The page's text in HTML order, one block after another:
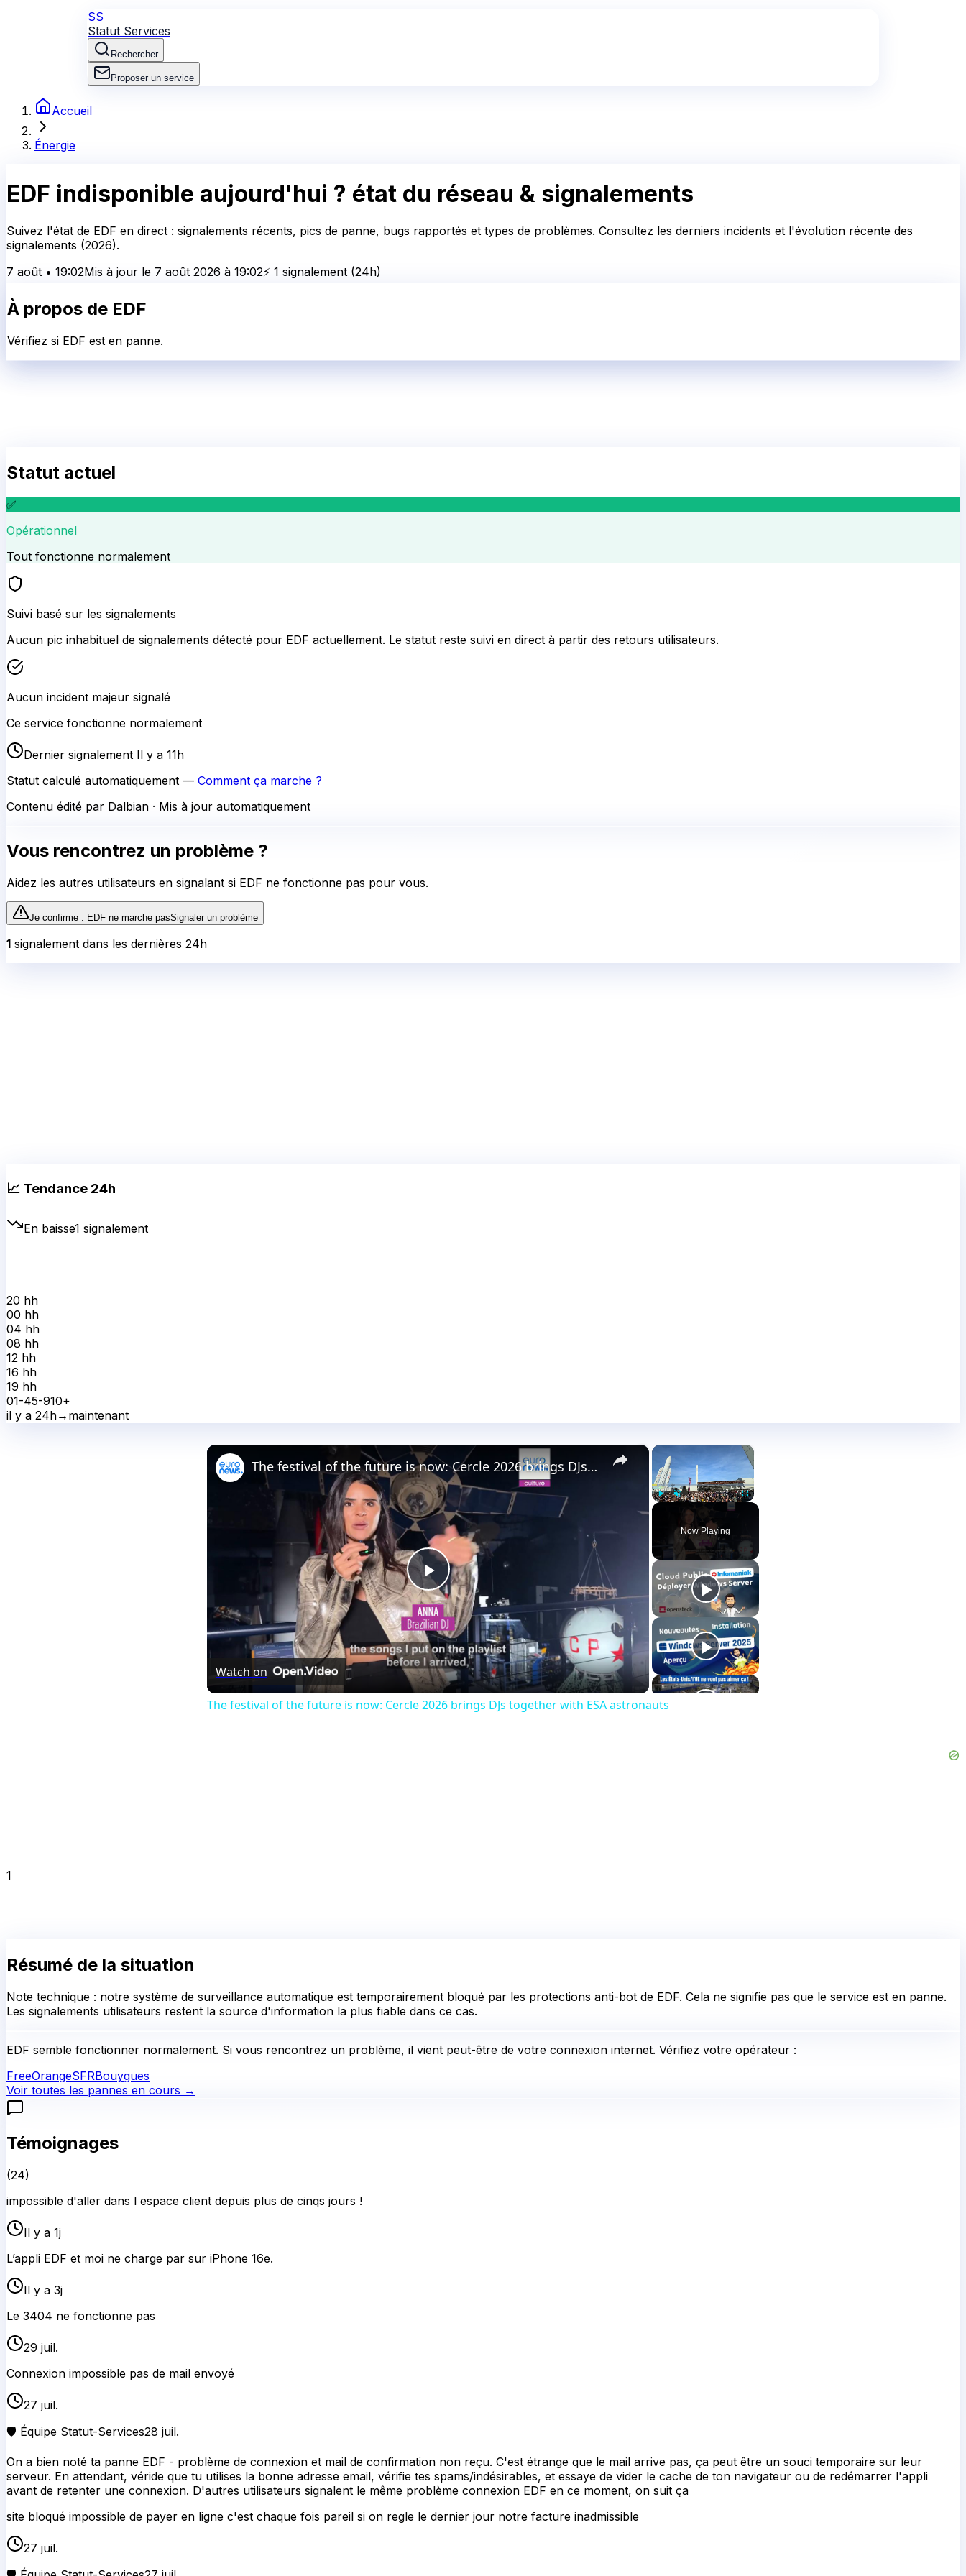
SS
Statut Services
Rechercher
Proposer un service
Accueil
Énergie
EDF indisponible aujourd'hui ? état du réseau & signalements
Suivez l'état de EDF en direct : signalements récents, pics de panne, bugs rapportés et types de problèmes. Consultez les derniers incidents et l'évolution récente des
signalements (2026).
7 août • 19:02Mis à jour le 7 août 2026 à 19:02⚡ 1 signalement (24h)
À propos de EDF
Vérifiez si EDF est en panne.
Statut actuel
✅
Opérationnel
Tout fonctionne normalement
Suivi basé sur les signalements
Aucun pic inhabituel de signalements détecté pour EDF actuellement. Le statut reste suivi en direct à partir des retours utilisateurs.
Aucun incident majeur signalé
Ce service fonctionne normalement
Dernier signalement Il y a 11h
Statut calculé automatiquement — Comment ça marche ?
Contenu édité par Dalbian · Mis à jour automatiquement
Vous rencontrez un problème ?
Aidez les autres utilisateurs en signalant si EDF ne fonctionne pas pour vous.
Je confirme : EDF ne marche pasSignaler un problème
1 signalement dans les dernières 24h
📈 Tendance 24h
En baisse1 signalement
1
20 hh
00 hh
04 hh
08 hh
12 hh
16 hh
19 hh
01-45-910+
il y a 24h→ maintenant
×
Unmute Fullscreen
Now Playing
×
Play
Video
The festival of the future is now: Cercle 2026 brings DJs together with ESA astronauts
Watch on
The festival of the future is now: Cercle 2026 brings DJs together with ESA astronauts
Résumé de la situation
Note technique : notre système de surveillance automatique est temporairement bloqué par les protections anti-bot de EDF. Cela ne signifie pas que le service est en panne.
Les signalements utilisateurs restent la source d'information la plus fiable dans ce cas.
EDF semble fonctionner normalement. Si vous rencontrez un problème, il vient peut-être de votre connexion internet. Vérifiez votre opérateur :
FreeOrangeSFRBouygues
Voir toutes les pannes en cours →
Témoignages
(24)
impossible d'aller dans l espace client depuis plus de cinqs jours !
Il y a 1j
L’appli EDF et moi ne charge par sur iPhone 16e.
Il y a 3j
Le 3404 ne fonctionne pas
29 juil.
Connexion impossible pas de mail envoyé
27 juil.
🛡️ Équipe Statut-Services28 juil.
On a bien noté ta panne EDF - problème de connexion et mail de confirmation non reçu. C'est étrange que le mail arrive pas, ça peut être un souci temporaire sur leur
serveur. En attendant, véride que tu utilises la bonne adresse email, vérifie tes spams/indésirables, et essaye de vider le cache de ton navigateur ou de redémarrer l'appli
avant de retenter une connexion. D'autres utilisateurs signalent le même problème connexion EDF en ce moment, on suit ça
site bloqué impossible de payer en ligne c'est chaque fois pareil si on regle le dernier jour notre facture inadmissible
27 juil.